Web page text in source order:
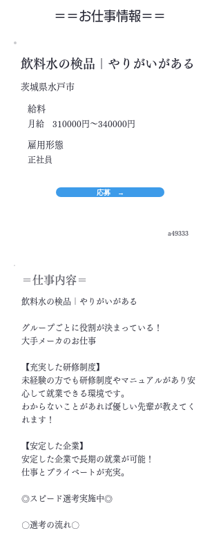
＝＝​お仕事情報＝＝
飲料水の検品｜やりがいがある
茨城県水戸市
​給料
月給 310000円～340000円
​雇用形態
正社員
応募 →
a49333
＝​仕事内容＝
飲料水の検品｜やりがいがある
グループごとに役割が決まっている！
大手メーカのお仕事
【充実した研修制度】
未経験の方でも研修制度やマニュアルがあり安
心して就業できる環境です。
わからないことがあれば優しい先輩が教えてく
れます！
【安定した企業】
安定した企業で長期の就業が可能！
仕事とプライベートが充実。
◎スピード選考実施中◎
〇選考の流れ〇